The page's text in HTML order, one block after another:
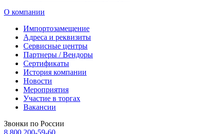
О компании
Импортозамещение
Адреса и реквизиты
Сервисные центры
Партнеры / Вендоры
Сертификаты
История компании
Новости
Мероприятия
Участие в торгах
Вакансии
Звонки по России
8 800 200-59-60